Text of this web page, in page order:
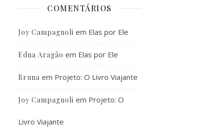
COMENTÁRIOS
Joy Campagnoli em Elas por Ele
Edna Aragão em Elas por Ele
Bruna em Projeto: O Livro Viajante
Joy Campagnoli em Projeto: O
Livro Viajante